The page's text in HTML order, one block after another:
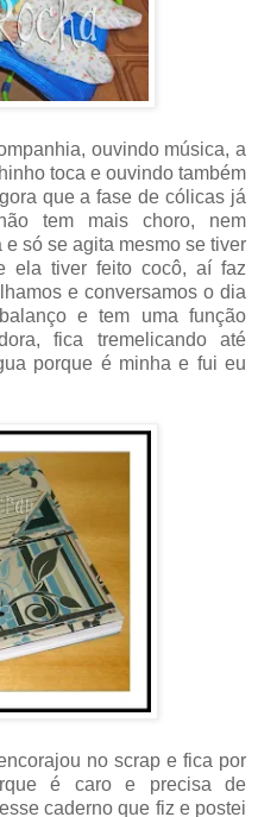
ouvindo música, a
toca e ouvindo também
que a fase de cólicas já
tem mais choro, nem
só se agita mesmo se tiver
ela tiver feito cocô, aí faz
e conversamos o dia
e tem uma função
fica tremelicando até
porque é minha e fui eu
no scrap e fica por
é caro e precisa de
caderno que fiz e postei